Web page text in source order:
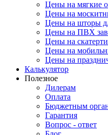
Цены на мягкие
Цены на
Цены на шторы
Цены на ПВХ
Цены на
Цены на
Цены на
Калькулятор
Полезное
Дилерам
Оплата
Бюджетным
Гарантия
Вопрос - ответ